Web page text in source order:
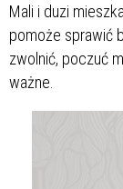
Mali i duzi
pomoże sprawić
zwolnić, poczuć
ważne.